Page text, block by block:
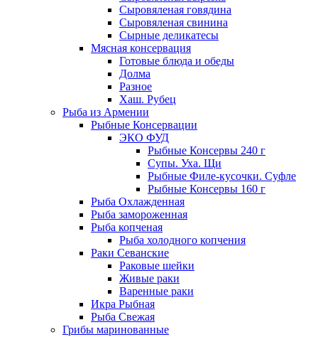
Сыровяленая говядина
Сыровяленая свинина
Сырные деликатесы
Мясная консервация
Готовые блюда и обеды
Долма
Разное
Хаш. Рубец
Рыба из Армении
Рыбные Консервации
ЭКО ФУД
Рыбные Консервы 240 г
Супы. Уха. Щи
Рыбные Филе-кусочки. Суфле
Рыбные Консервы 160 г
Рыба Охлажденная
Рыба замороженная
Рыба копченая
Рыба холодного копчения
Раки Севанские
Раковые шейки
Живые раки
Варенные раки
Икра Рыбная
Рыба Свежая
Грибы маринованные